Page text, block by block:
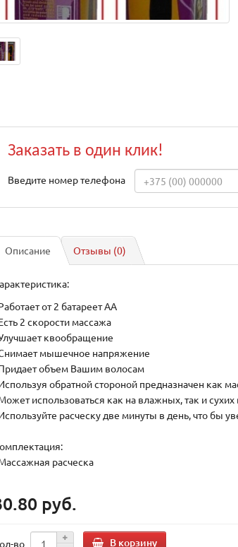
Заказать в один клик!
Введите номер телефона
Описание Отзывы (0)
от 2 батареет АА
2 скорости массажа
квообращение
мышечное напряжение
объем Вашим волосам
обратной стороной предназначен как
использоваться как на влажных, так и сухих
расческу две минуты в день, что бы
расческа
руб.
во В корзину